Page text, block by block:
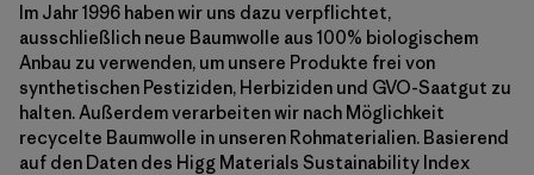
Im Jahr 1996 haben wir uns dazu verpflichtet,
ausschließlich neue Baumwolle aus 100% biologischem
Anbau zu verwenden, um unsere Produkte frei von
synthetischen Pestiziden, Herbiziden und GVO-Saatgut zu
halten. Außerdem verarbeiten wir nach Möglichkeit
recycelte Baumwolle in unseren Rohmaterialien. Basierend
auf den Daten des Higg Materials Sustainability Index